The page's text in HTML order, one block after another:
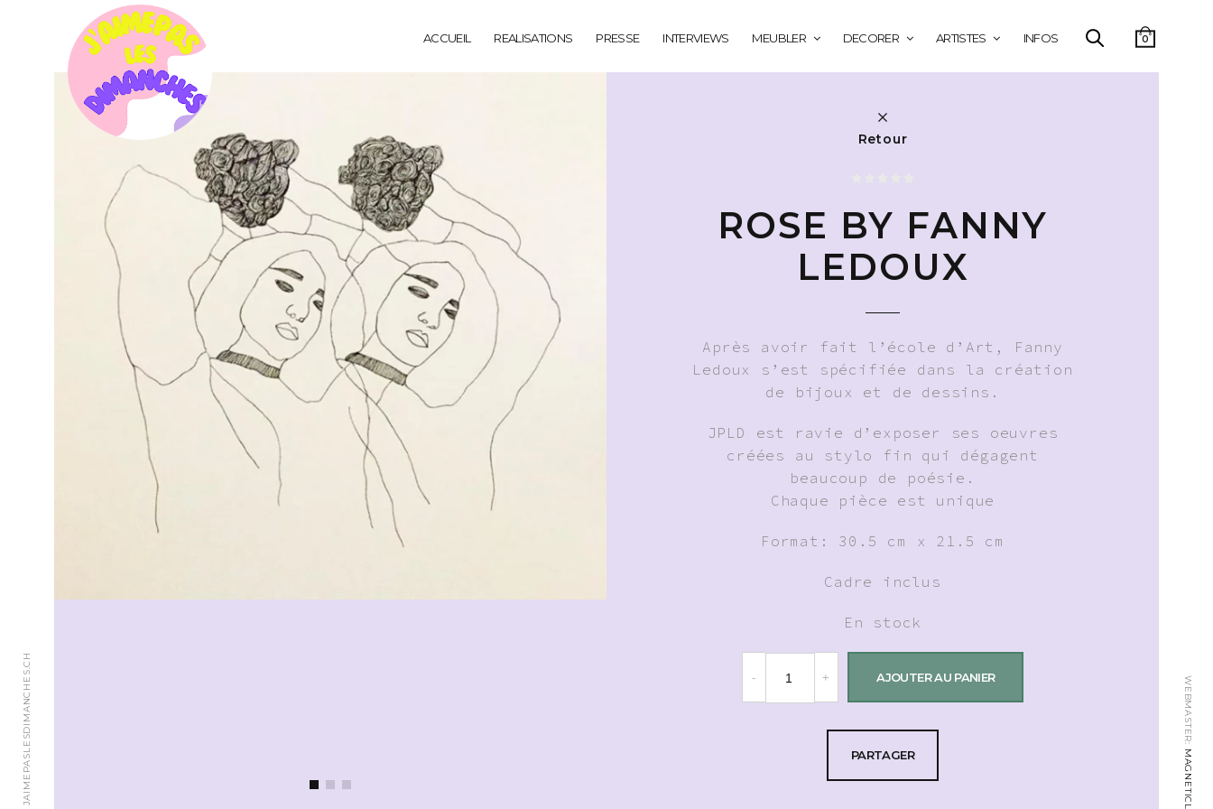
ACCUEIL REALISATIONS PRESSE INTERVIEWS MEUBLER DECORER ARTISTES INFOS 0
© 2018 JAIMEPASLESDIMANCHES.CH WEBMASTER:
Retour
ROSE BY FANNY
LEDOUX
Après avoir fait l’école d’Art, Fanny
Ledoux s’est spécifiée dans la création
de bijoux et de dessins.
JPLD est ravie d’exposer ses oeuvres
créées au stylo fin qui dégagent
beaucoup de poésie.
Chaque pièce est unique
Format: 30.5 cm x 21.5 cm
Cadre inclus
En stock
AJOUTER AU PANIER
PARTAGER